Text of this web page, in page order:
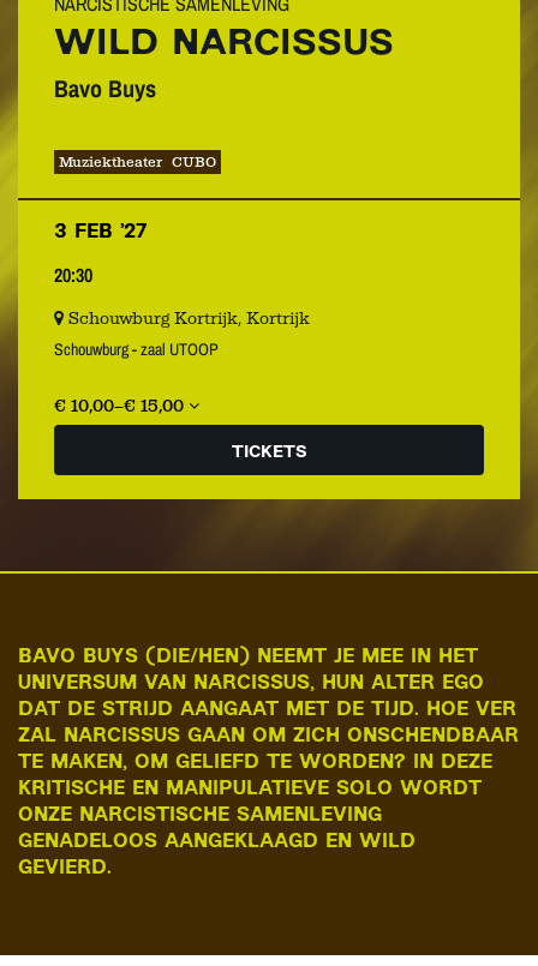
WILD NARCISSUS
Bavo Buys
Muziektheater CUBO
3 FEB ’27
20:30
Schouwburg Kortrijk, Kortrijk
Schouwburg - zaal UTOOP
€ 10,00–€ 15,00
TICKETS
BAVO BUYS (DIE/HEN) NEEMT JE MEE IN HET
UNIVERSUM VAN NARCISSUS, HUN ALTER EGO
DAT DE STRIJD AANGAAT MET DE TIJD. HOE VER
ZAL NARCISSUS GAAN OM ZICH ONSCHENDBAAR
TE MAKEN, OM GELIEFD TE WORDEN? IN DEZE
KRITISCHE EN MANIPULATIEVE SOLO WORDT
ONZE NARCISTISCHE SAMENLEVING
GENADELOOS AANGEKLAAGD EN WILD
GEVIERD.